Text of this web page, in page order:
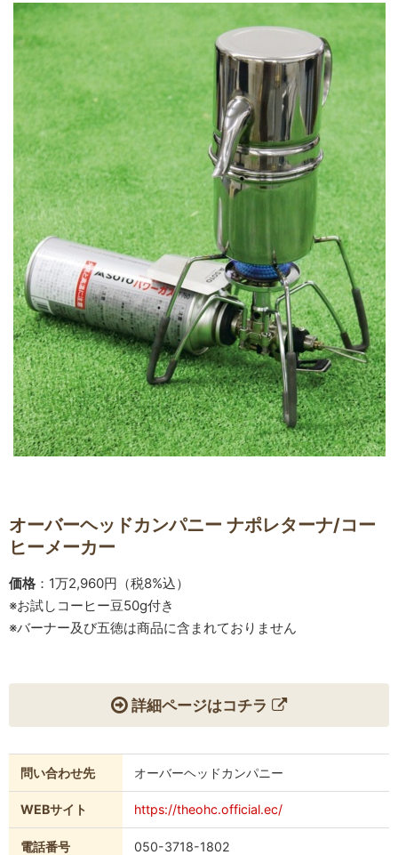
オーバーヘッドカンパニー ナポレターナ/コー
ヒーメーカー
価格 ：1万2,960円（税8%込）
※お試しコーヒー豆50g付き
※バーナー及び五徳は商品に含まれておりません
詳細ページはコチラ
問い合わせ先 オーバーヘッドカンパニー
WEBサイト https://theohc.official.ec/
電話番号 050-3718-1802